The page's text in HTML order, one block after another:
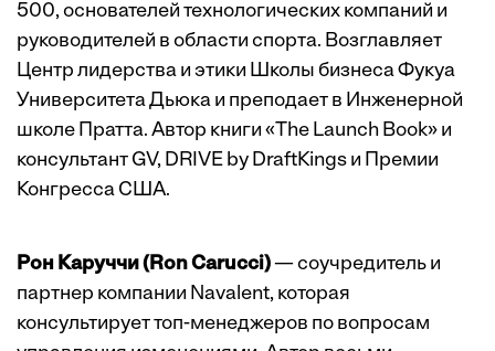
500, основателей технологических компаний и
руководителей в области спорта. Возглавляет
Центр лидерства и этики Школы бизнеса Фукуа
Университета Дьюка и преподает в Инженерной
школе Пратта. Автор книги «The Launch Book» и
консультант GV, DRIVE by DraftKings и Премии
Конгресса США.
Рон Каруччи (Ron Carucci)— соучредитель и
партнер компании Navalent, которая
консультирует топ-менеджеров по вопросам